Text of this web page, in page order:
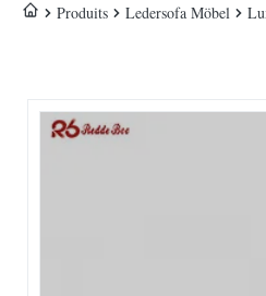
Produits Ledersofa Möbel